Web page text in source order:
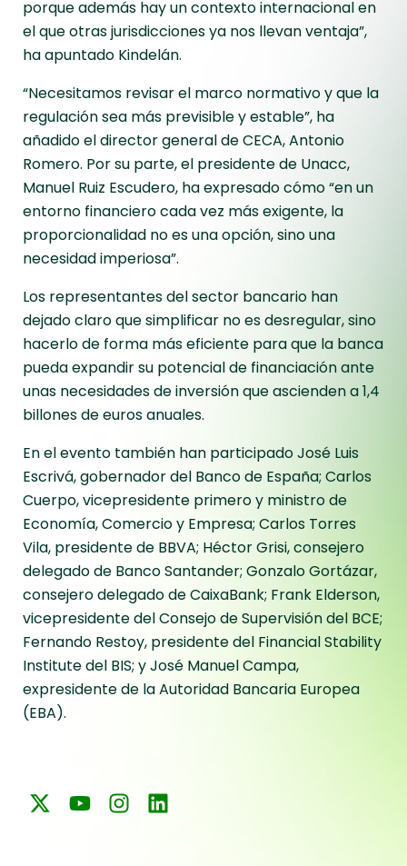
porque además hay un contexto internacional en
el que otras jurisdicciones ya nos llevan ventaja”,
ha apuntado Kindelán.
“Necesitamos revisar el marco normativo y que la
regulación sea más previsible y estable”, ha
añadido el director general de CECA, Antonio
Romero. Por su parte, el presidente de Unacc,
Manuel Ruiz Escudero, ha expresado cómo “en un
entorno financiero cada vez más exigente, la
proporcionalidad no es una opción, sino una
necesidad imperiosa”.
Los representantes del sector bancario han
dejado claro que simplificar no es desregular, sino
hacerlo de forma más eficiente para que la banca
pueda expandir su potencial de financiación ante
unas necesidades de inversión que ascienden a 1,4
billones de euros anuales.
En el evento también han participado José Luis
Escrivá, gobernador del Banco de España; Carlos
Cuerpo, vicepresidente primero y ministro de
Economía, Comercio y Empresa; Carlos Torres
Vila, presidente de BBVA; Héctor Grisi, consejero
delegado de Banco Santander; Gonzalo Gortázar,
consejero delegado de CaixaBank; Frank Elderson,
vicepresidente del Consejo de Supervisión del BCE;
Fernando Restoy, presidente del Financial Stability
Institute del BIS; y José Manuel Campa,
expresidente de la Autoridad Bancaria Europea
(EBA).